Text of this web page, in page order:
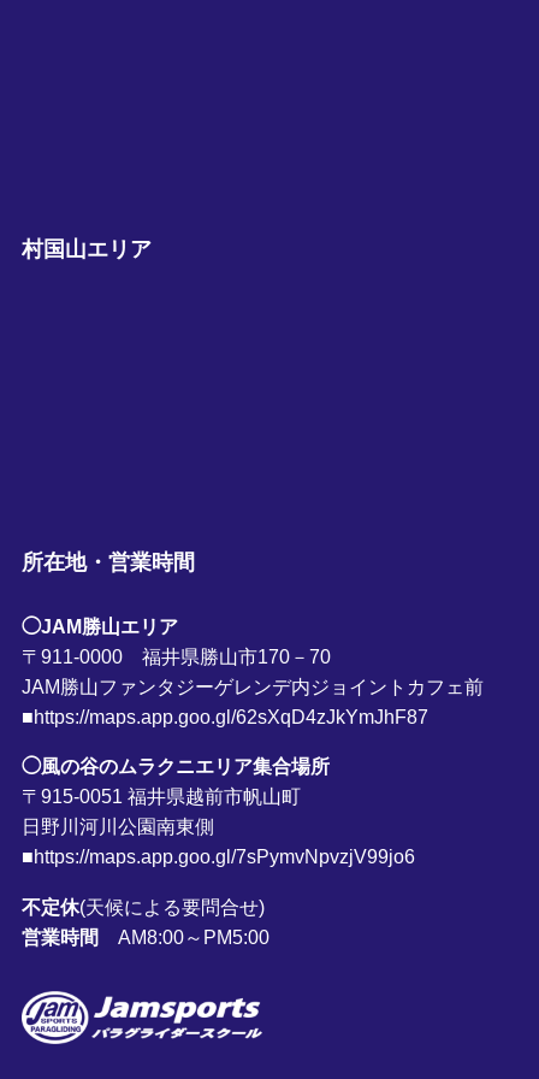
村国山エリア
所在地・営業時間
◯JAM勝山エリア
〒911-0000 福井県勝山市170－70
JAM勝山ファンタジーゲレンデ内ジョイントカフェ前
■https://maps.app.goo.gl/62sXqD4zJkYmJhF87
◯風の谷のムラクニエリア集合場所
〒915-0051 福井県越前市帆山町
日野川河川公園南東側
■https://maps.app.goo.gl/7sPymvNpvzjV99jo6
不定休(天候による要問合せ)
営業時間
AM8:00～PM5:00